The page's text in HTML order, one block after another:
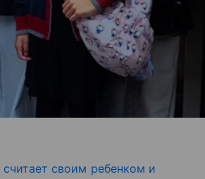
считает своим ребенком и